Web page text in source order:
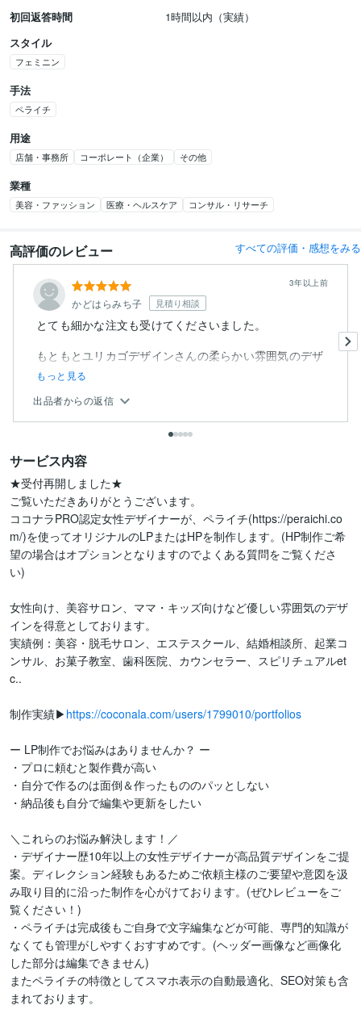
初回返答時間
1時間以内（実績）
スタイル
フェミニン
手法
ペライチ
用途
店舗・事務所 コーポレート（企業） その他
業種
美容・ファッション 医療・ヘルスケア コンサル・リサーチ
高評価のレビュー すべての評価・感想をみる
かどはらみち子 見積り相談
3年以上前
とても細かな注文も受けてくださいました。
もともとユリカゴデザインさんの柔らかい雰囲気のデザ
インが好きになり、また、依...
もっと見る
出品者からの返信
サービス内容
★受付再開しました★
ご覧いただきありがとうございます。
ココナラPRO認定女性デザイナーが、ペライチ(https://peraichi.co
m/)を使ってオリジナルのLPまたはHPを制作します。(HP制作ご希
望の場合はオプションとなりますのでよくある質問をご覧くださ
い)
女性向け、美容サロン、ママ・キッズ向けなど優しい雰囲気のデザ
インを得意としております。
実績例：美容・脱毛サロン、エステスクール、結婚相談所、起業コ
ンサル、お菓子教室、歯科医院、カウンセラー、スピリチュアルet
c..
制作実績▶︎ https://coconala.com/users/1799010/portfolios
ー LP制作でお悩みはありませんか？ ー
・プロに頼むと製作費が高い
・自分で作るのは面倒＆作ったもののパッとしない
・納品後も自分で編集や更新をしたい
＼これらのお悩み解決します！／
・デザイナー歴10年以上の女性デザイナーが高品質デザインをご提
案。ディレクション経験もあるためご依頼主様のご要望や意図を汲
み取り目的に沿った制作を心がけております。(ぜひレビューをご
覧ください！)
・ペライチは完成後もご自身で文字編集などが可能、専門的知識が
なくても管理がしやすくおすすめです。(ヘッダー画像など画像化
した部分は編集できません)
またペライチの特徴としてスマホ表示の自動最適化、SEO対策も含
まれております。